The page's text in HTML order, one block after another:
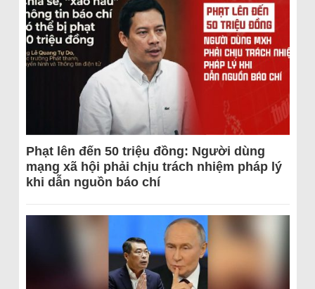
Phạt lên đến 50 triệu đồng: Người dùng
mạng xã hội phải chịu trách nhiệm pháp lý
khi dẫn nguồn báo chí